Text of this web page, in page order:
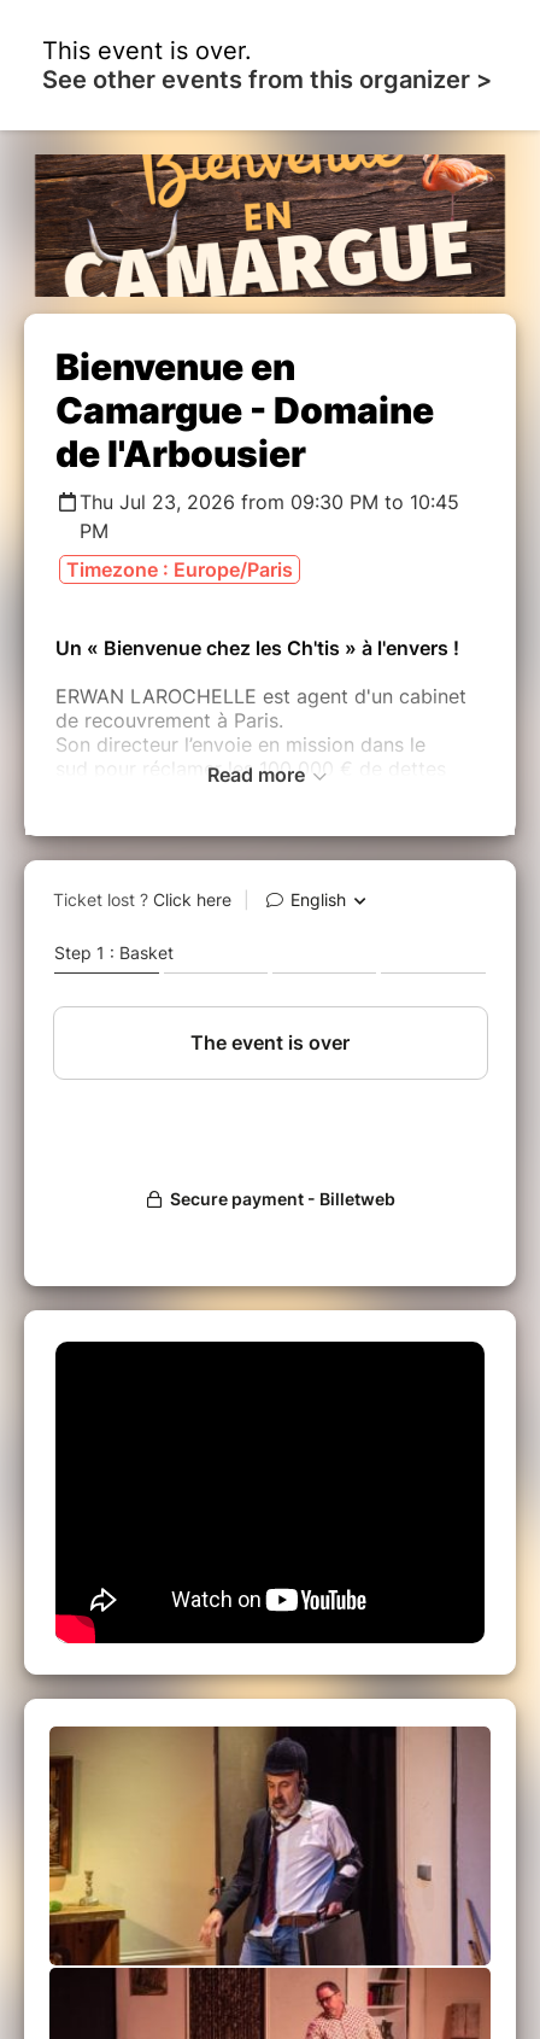
This event is over.
See other events from this organizer >
Bienvenue en
Camargue - Domaine
de l'Arbousier
Thu Jul 23, 2026 from 09:30 PM to 10:45
PM
Timezone : Europe/Paris
Un « Bienvenue chez les Ch'tis » à l'envers !
ERWAN LAROCHELLE est agent d'un cabinet
de recouvrement à Paris.
Son directeur l’envoie en mission dans le
sud pour réclamer les 100 000 € de dettes
Manade (ferme provencale), perdue au fin
fond de la Camargue.
Mais quand un parisien se heurte à la culture
universelle qui réconcilie parisiens et
Une comédie de Benoit Labannierre, Philippe
Francou et Pierre du Tremblay
Mis en scène par Guilhem Connac
Read more